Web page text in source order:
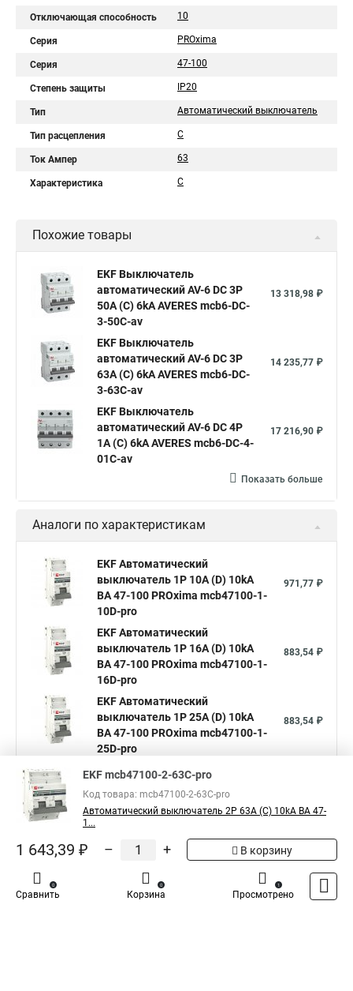
Отключающая способность 10
Серия PROxima
Серия 47-100
Степень защиты IP20
Тип Автоматический выключатель
Тип расцепления C
Ток Ампер 63
Характеристика C
Похожие товары
EKF Выключатель
автоматический AV-6 DC 3P
50A (C) 6kA AVERES mcb6-DC-
3-50C-av
13 318,98 ₽
EKF Выключатель
автоматический AV-6 DC 3P
63A (C) 6kA AVERES mcb6-DC-
3-63C-av
14 235,77 ₽
EKF Выключатель
автоматический AV-6 DC 4P
1A (C) 6kA AVERES mcb6-DC-4-
01C-av
17 216,90 ₽
Показать больше
Аналоги по характеристикам
EKF Автоматический
выключатель 1P 10А (D) 10kA
ВА 47-100 PROxima mcb47100-1-
10D-pro
971,77 ₽
EKF Автоматический
выключатель 1P 16А (D) 10kA
ВА 47-100 PROxima mcb47100-1-
16D-pro
883,54 ₽
EKF Автоматический
выключатель 1P 25А (D) 10kA
ВА 47-100 PROxima mcb47100-1-
25D-pro
883,54 ₽
Аналоги по цене
EKF mcb47100-2-63C-pro
Код товара: mcb47100-2-63C-pro
Автоматический выключатель 2P 63А (C) 10kA ВА 47-
1...
1 643,39 ₽ – + В корзину
Сравнить
0
Корзина
0
Просмотрено
1